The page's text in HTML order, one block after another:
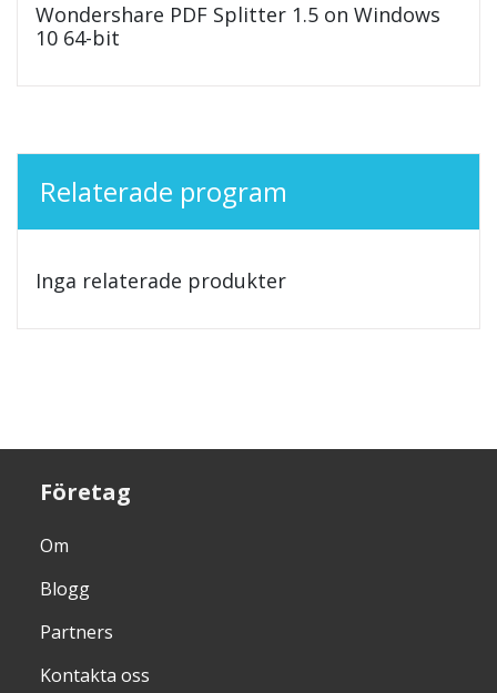
Wondershare PDF Splitter 1.5 on Windows
10 64-bit
Relaterade program
Inga relaterade produkter
Företag
Om
Blogg
Partners
Kontakta oss